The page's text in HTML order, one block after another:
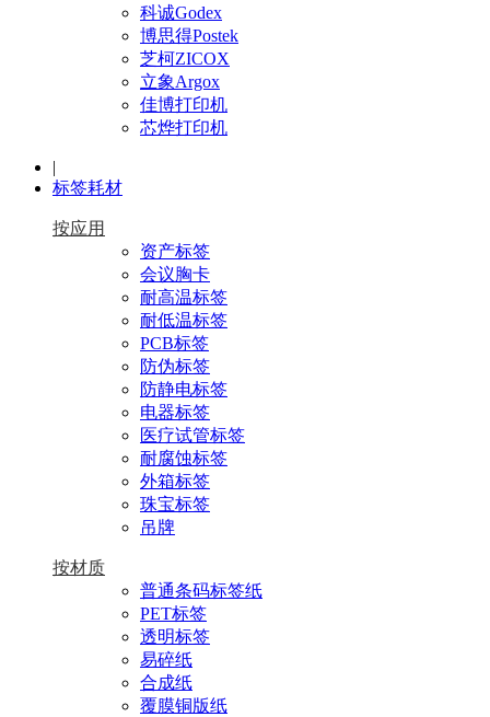
科诚Godex
博思得Postek
芝柯ZICOX
立象Argox
佳博打印机
芯烨打印机
|
标签耗材
按应用
资产标签
会议胸卡
耐高温标签
耐低温标签
PCB标签
防伪标签
防静电标签
电器标签
医疗试管标签
耐腐蚀标签
外箱标签
珠宝标签
吊牌
按材质
普通条码标签纸
PET标签
透明标签
易碎纸
合成纸
覆膜铜版纸